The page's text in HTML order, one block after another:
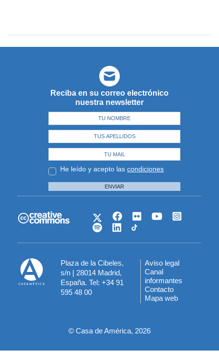
Reciba en su correo electrónico
nuestra newsletter
He leído y acepto las condiciones
ENVIAR
Plaza de la Cibeles,
s/n | 28014 Madrid,
España. Tel: +34 91
595 48 00
Menú
del
pie
Aviso legal
Canal
informantes
Contacto
Mapa web
© Casa de América, 2026